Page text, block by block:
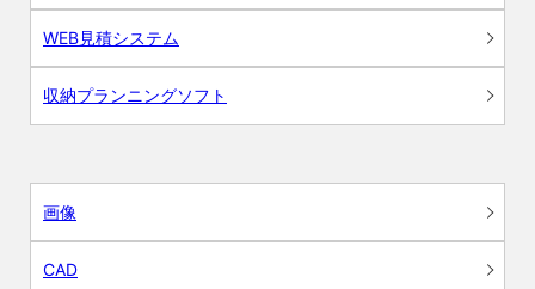
WEB見積システム
収納プランニングソフト
画像
CAD